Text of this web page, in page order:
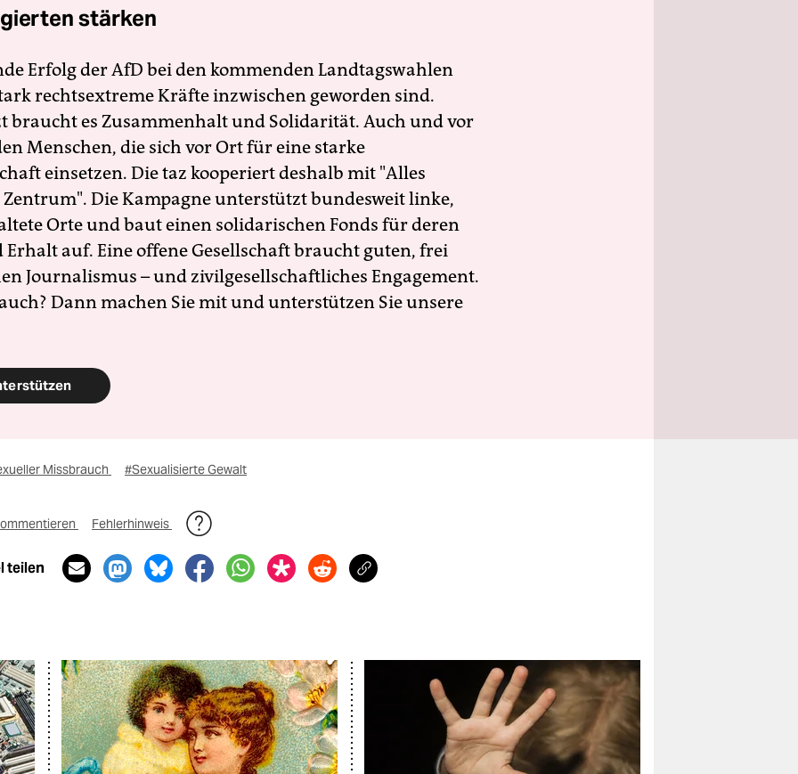
stärken
Erfolg der AfD bei den kommenden Landtagswahlen
rechtsextreme Kräfte inzwischen geworden sind.
braucht es Zusammenhalt und Solidarität. Auch und vor
Menschen, die sich vor Ort für eine starke
einsetzen. Die taz kooperiert deshalb mit "Alles
Die Kampagne unterstützt bundesweit linke,
Orte und baut einen solidarischen Fonds für deren
Erhalt auf. Eine offene Gesellschaft braucht guten, frei
Journalismus – und zivilgesellschaftliches Engagement.
Dann machen Sie mit und unterstützen Sie unsere
Missbrauch #Sexualisierte Gewalt
Fehlerhinweis
teilen